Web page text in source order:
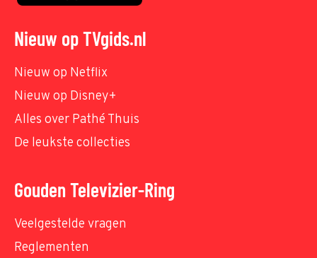
Nieuw op TVgids.nl
Nieuw op Netflix
Nieuw op Disney+
Alles over Pathé Thuis
De leukste collecties
Gouden Televizier-Ring
Veelgestelde vragen
Reglementen